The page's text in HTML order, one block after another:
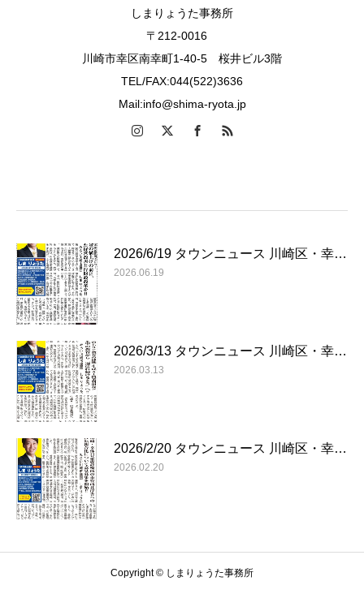
しまりょうた事務所
〒212-0016
川崎市幸区南幸町1-40-5 桜井ビル3階
TEL/FAX:044(522)3636
Mail:info@shima-ryota.jp
2026/6/19 タウンニュース 川崎区・幸…
2026.06.19
2026/3/13 タウンニュース 川崎区・幸…
2026.03.13
2026/2/20 タウンニュース 川崎区・幸…
2026.02.20
Copyright © しまりょうた事務所